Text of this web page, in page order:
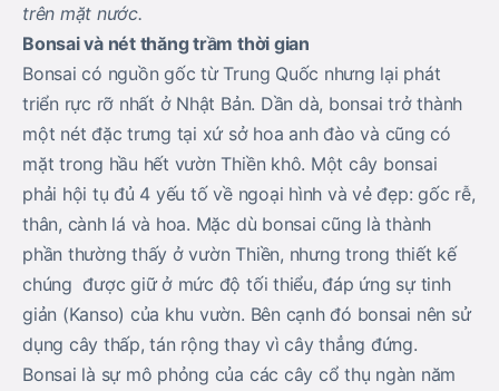
trên mặt nước.
Bonsai và nét thăng trầm thời gian
Bonsai có nguồn gốc từ Trung Quốc nhưng lại phát
triển rực rỡ nhất ở Nhật Bản. Dần dà, bonsai trở thành
một nét đặc trưng tại xứ sở hoa anh đào và cũng có
mặt trong hầu hết vườn Thiền khô. Một cây bonsai
phải hội tụ đủ 4 yếu tố về ngoại hình và vẻ đẹp: gốc rễ,
thân, cành lá và hoa. Mặc dù bonsai cũng là thành
phần thường thấy ở vườn Thiền, nhưng trong thiết kế
chúng được giữ ở mức độ tối thiểu, đáp ứng sự tinh
giản (Kanso) của khu vườn. Bên cạnh đó bonsai nên sử
dụng cây thấp, tán rộng thay vì cây thẳng đứng.
Bonsai là sự mô phỏng của các cây cổ thụ ngàn năm